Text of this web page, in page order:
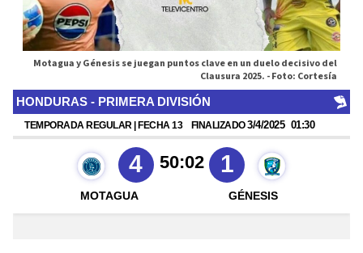
Motagua y Génesis se juegan puntos clave en un duelo decisivo del
Clausura 2025. -Foto: Cortesía